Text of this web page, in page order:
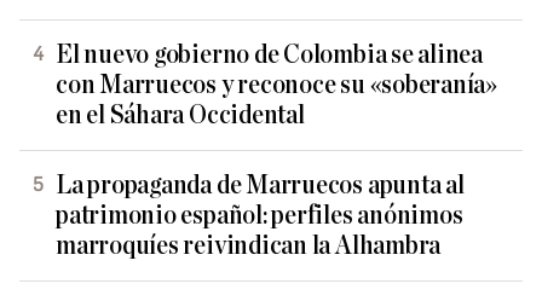
El nuevo gobierno de Colombia se alinea
con Marruecos y reconoce su «soberanía»
en el Sáhara Occidental
La propaganda de Marruecos apunta al
patrimonio español: perfiles anónimos
marroquíes reivindican la Alhambra